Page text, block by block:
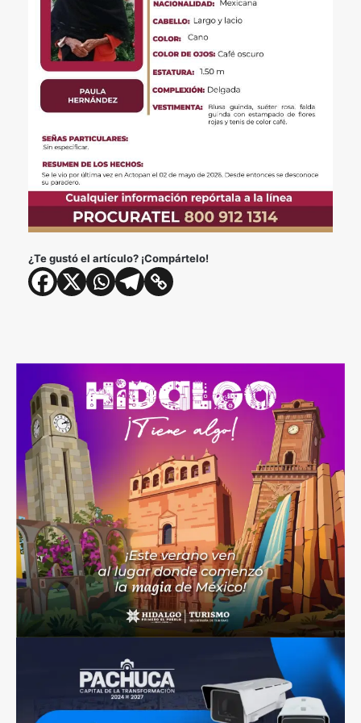
¿Te gustó el artículo? ¡Compártelo!